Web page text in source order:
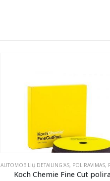
,TEKSTILĖS PRIEŽIŪRA
AUTOMOBILIŲ DETAILING'AS, POLIRAVIMAS,
Koch Chemie Fine Cut